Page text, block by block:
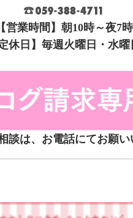
【営業時間】朝10時～夜7時
定休日】毎週火曜日・水曜
談は、お電話にてお願い